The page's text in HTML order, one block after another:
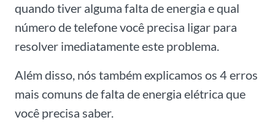
quando tiver alguma falta de energia e qual
número de telefone você precisa ligar para
resolver imediatamente este problema.
Além disso, nós também explicamos os 4 erros
mais comuns de falta de energia elétrica que
você precisa saber.